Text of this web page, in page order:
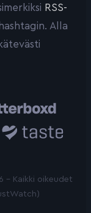
RSS-
Alla
- Kaikki oikeudet